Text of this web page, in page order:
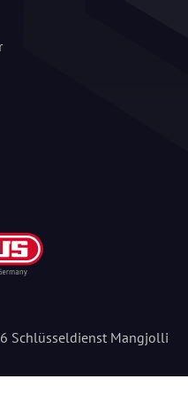
Schlüsseldienst Mangjolli